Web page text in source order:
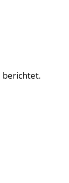
berichtet.